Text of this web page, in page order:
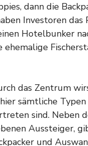
dann die
Investoren das
Hotelbunker
ehemalige
das Zentrum
sämtliche
sind. Neben
Aussteiger,
und